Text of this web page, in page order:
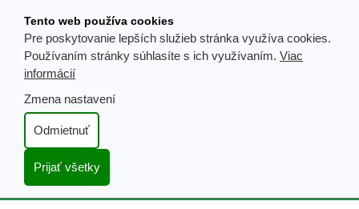
obsahu
Tento web používa cookies
Pre poskytovanie lepších služieb stránka využíva cookies.
Používaním stránky súhlasíte s ich využívaním. Viac
informácií
Zmena nastavení
Odmietnuť
Prijať všetky